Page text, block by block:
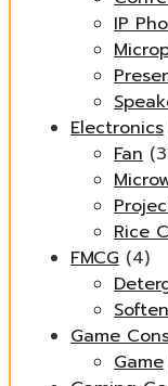
IP
Electronics
Fan
Rice
FMCG (4)
Game
Game